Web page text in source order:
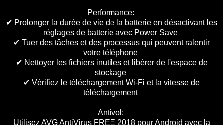
Performance:
✔ Prolonger la durée de vie de la batterie en désactivant les
réglages de batterie avec Power Save
✔ Tuer des tâches et des processus qui peuvent ralentir
votre téléphone
✔ Nettoyer les fichiers inutiles et libérer de l'espace de
stockage
✔ Vérifiez le téléchargement Wi-Fi et la vitesse de
téléchargement
Antivol:
Utilisez AVG AntiVirus FREE 2018 pour Android avec la